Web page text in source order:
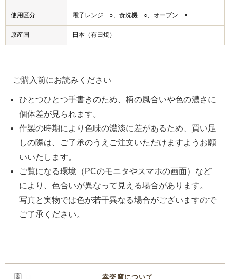
使用区分 電子レンジ ○、食洗機 ○、オーブン ×
原産国 日本（有田焼）
ご購入前にお読みください
ひとつひとつ手書きのため、柄の風合いや色の濃さに
個体差が見られます。
作製の時期により色味の濃淡に差があるため、買い足
しの際は、ご了承のうえご注文いただけますようお願
いいたします。
ご覧になる環境（PCのモニタやスマホの画面）など
により、色合いが異なって見える場合があります。
写真と実物では色が若干異なる場合がございますので
ご了承ください。
幸楽窯について